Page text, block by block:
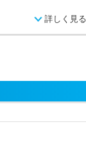
詳しく見る